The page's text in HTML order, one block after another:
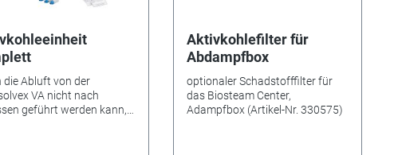
die Abluft von der
VA nicht nach
geführt werden kann,
Aktivkohlefilter für
Abdampfbox
optionaler Schadstofffilter für
das Biosteam Center,
Adampfbox (Artikel-Nr. 330575)